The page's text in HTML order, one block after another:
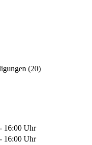
(20)
16:00 Uhr
16:00 Uhr